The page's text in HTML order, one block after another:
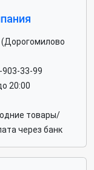
(Дорогомилово
903-33-99
20:00
товары/
через банк